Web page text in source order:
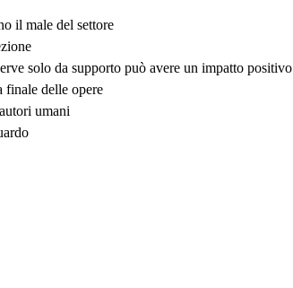
il male del settore
solo da supporto può avere un impatto positivo
finale delle opere
umani